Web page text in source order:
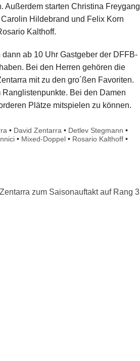
Außerdem starten Christina Freygang
Hildebrand und Felix Korn
Kalthoff.
ab 10 Uhr Gastgeber der DFFB-
Bei den Herren gehören die
mit zu den gro´ßen Favoriten.
Bei den Damen
Plätze mitspielen zu können.
• David Zentarra • Detlev Stegmann •
• Mixed-Doppel • Rosario Kalthoff •
zum Saisonauftakt auf Rang 3